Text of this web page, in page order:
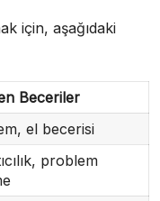
için, aşağıdaki
Beceriler
el becerisi
problem